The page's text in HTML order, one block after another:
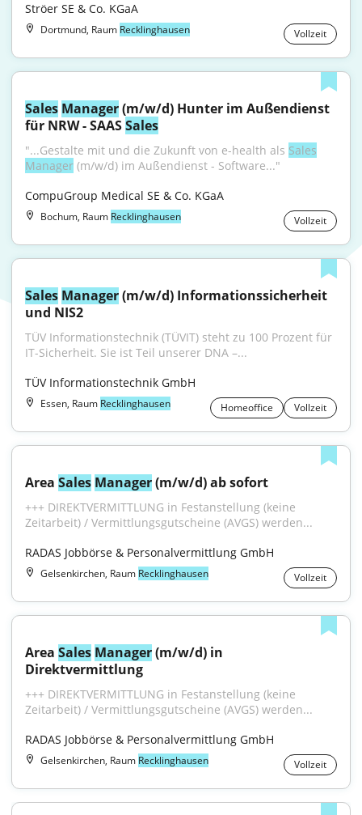
Ströer SE & Co. KGaA
Dortmund, Raum Recklinghausen Vollzeit
Sales Manager (m/w/d) Hunter im Außendienst
für NRW - SAAS Sales
"...Gestalte mit und die Zukunft von e-health als Sales
Manager (m/w/d) im Außendienst - Software..."
CompuGroup Medical SE & Co. KGaA
Bochum, Raum Recklinghausen Vollzeit
Sales Manager (m/w/d) Informationssicherheit
und NIS2
TÜV Informationstechnik (TÜVIT) steht zu 100 Prozent für
IT-Sicherheit. Sie ist Teil unserer DNA –...
TÜV Informationstechnik GmbH
Essen, Raum Recklinghausen Homeoffice Vollzeit
Area Sales Manager (m/w/d) ab sofort
+++ DIREKTVERMITTLUNG in Festanstellung (keine
Zeitarbeit) / Vermittlungsgutscheine (AVGS) werden...
RADAS Jobbörse & Personalvermittlung GmbH
Gelsenkirchen, Raum Recklinghausen Vollzeit
Area Sales Manager (m/w/d) in
Direktvermittlung
+++ DIREKTVERMITTLUNG in Festanstellung (keine
Zeitarbeit) / Vermittlungsgutscheine (AVGS) werden...
RADAS Jobbörse & Personalvermittlung GmbH
Gelsenkirchen, Raum Recklinghausen Vollzeit